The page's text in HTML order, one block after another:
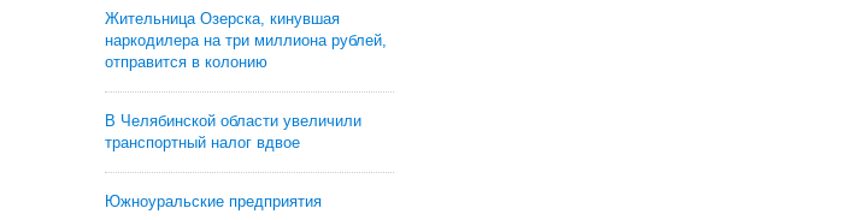
Жительница Озерска, кинувшая
наркодилера на три миллиона рублей,
отправится в колонию
В Челябинской области увеличили
транспортный налог вдвое
Южноуральские предприятия